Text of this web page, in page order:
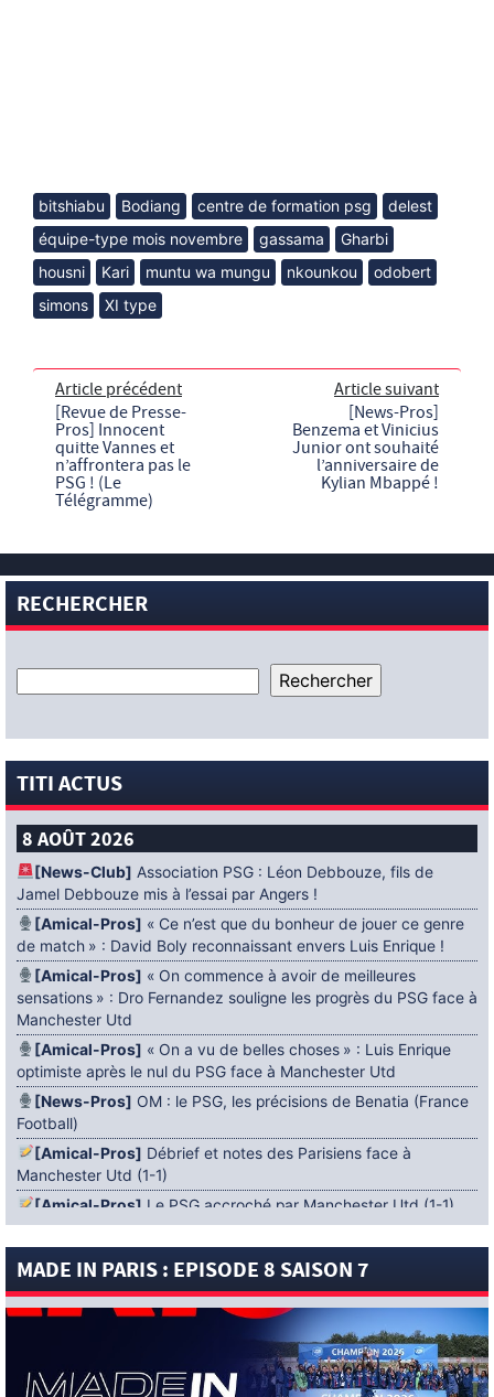
bitshiabu Bodiang centre de formation psg
delest
équipe-type mois novembre
gassama
Gharbi
housni
Kari muntu wa mungu nkounkou
odobert
simons
XI type
Article précédent
[Revue de Presse-
Pros] Innocent
quitte Vannes et
n’affrontera pas le
PSG ! (Le
Télégramme)
Article suivant
[News-Pros]
Benzema et Vinicius
Junior ont souhaité
l’anniversaire de
Kylian Mbappé !
RECHERCHER
TITI ACTUS
8 AOÛT 2026
[News-Club] Association PSG : Léon Debbouze, fils de
Jamel Debbouze mis à l’essai par Angers !
[Amical-Pros] « Ce n’est que du bonheur de jouer ce genre
de match » : David Boly reconnaissant envers Luis Enrique !
[Amical-Pros] « On commence à avoir de meilleures
sensations » : Dro Fernandez souligne les progrès du PSG face à
Manchester Utd
[Amical-Pros] « On a vu de belles choses » : Luis Enrique
optimiste après le nul du PSG face à Manchester Utd
[News-Pros] OM : le PSG, les précisions de Benatia (France
Football)
[Amical-Pros] Débrief et notes des Parisiens face à
Manchester Utd (1-1)
[Amical-Pros] Le PSG accroché par Manchester Utd (1-1)
5 AOÛT 2026
[News-Pros]Le Barça aurait fixé une deadline au PSG dans
le dossier Ferran Torres (Diario Sport)
[News-Pros]Amical : Le groupe du PSG avec 15 Titis face à
MADE IN PARIS : EPISODE 8 SAISON 7